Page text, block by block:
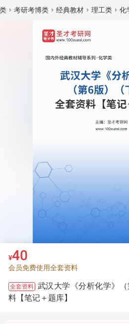
考研考博类 经典教材 理工类 化
¥40
会员免费使用全套资料
全套资料 武汉大学《分析化学》
料【笔记＋题库】